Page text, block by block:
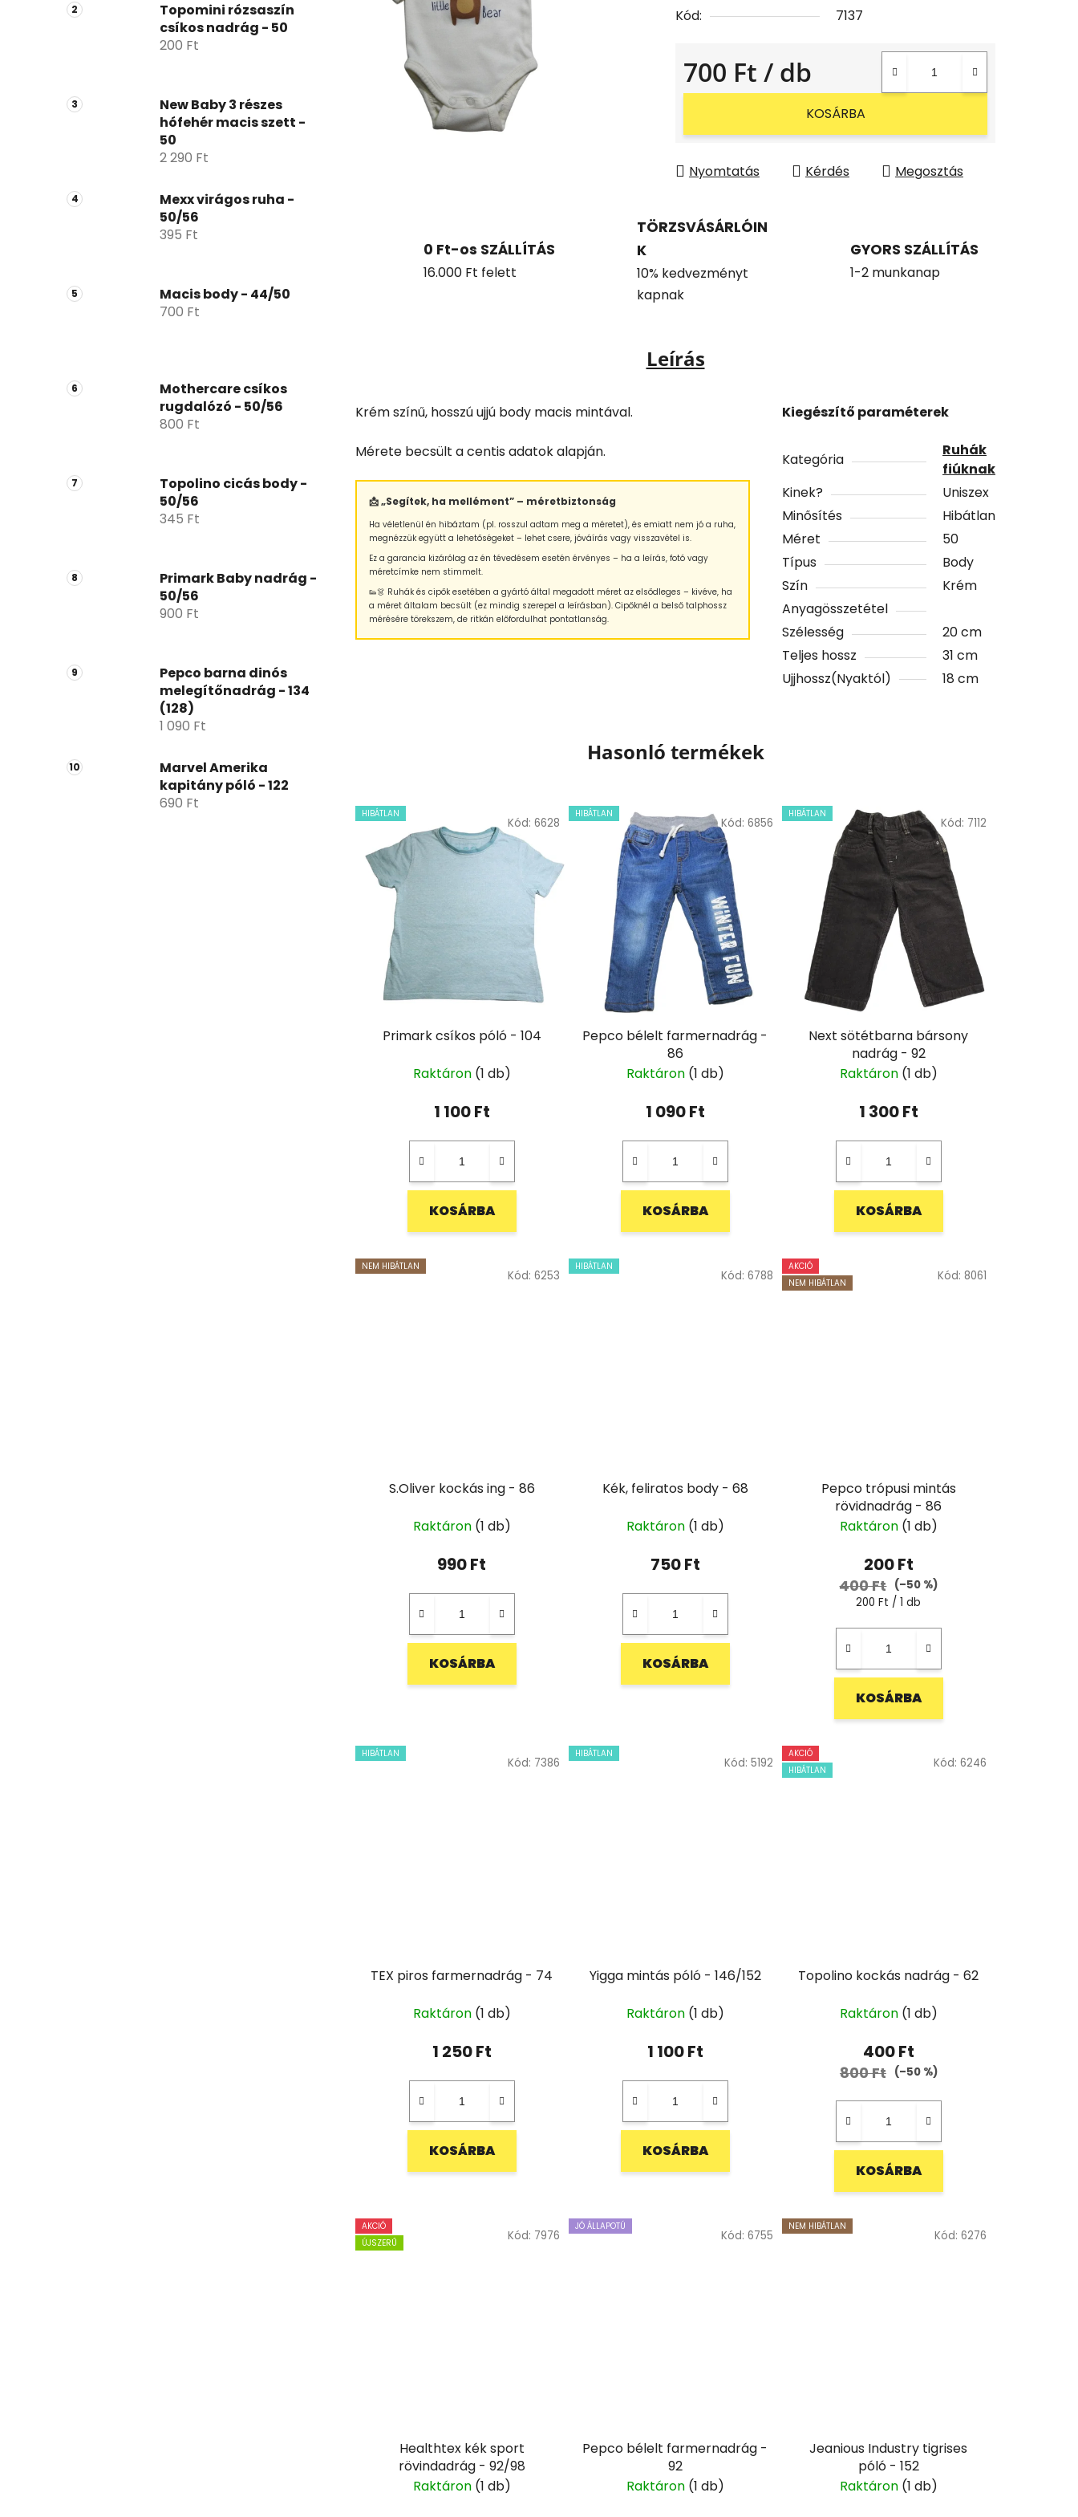
p
l
Topomini rózsaszín
csíkos nadrág - 50
200 Ft
New Baby 3 részes
hófehér macis szett -
50
2 290 Ft
Mexx virágos ruha -
50/56
395 Ft
Macis body - 44/50
700 Ft
Mothercare csíkos
rugdalózó - 50/56
800 Ft
Topolino cicás body -
50/56
345 Ft
Primark Baby nadrág -
50/56
900 Ft
Pepco barna dinós
melegítőnadrág - 134
(128)
1 090 Ft
Marvel Amerika
kapitány póló - 122
690 Ft
Kód:
7137
700 Ft / db
Egységár:
KOSÁRBA
Nyomtatás Kérdés Megosztás
0 Ft-os SZÁLLÍTÁS
16.000 Ft felett
TÖRZSVÁSÁRLÓIN
K
10% kedvezményt
kapnak
GYORS SZÁLLÍTÁS
1-2 munkanap
Leírás
Krém színű, hosszú ujjú body macis mintával.
Mérete becsült a centis adatok alapján.
📩 „Segítek, ha mellément” – méretbiztonság
Ha véletlenül én hibáztam (pl. rosszul adtam meg a méretet), és emiatt nem jó a ruha,
megnézzük együtt a lehetőségeket – lehet csere, jóváírás vagy visszavétel is.
Ez a garancia kizárólag az én tévedésem esetén érvényes – ha a leírás, fotó vagy
méretcímke nem stimmelt.
👟👗 Ruhák és cipők esetében a gyártó által megadott méret az elsődleges – kivéve, ha
a méret általam becsült (ez mindig szerepel a leírásban). Cipőknél a belső talphossz
mérésére törekszem, de ritkán előfordulhat pontatlanság.
Kiegészítő paraméterek
Kategória
Ruhák
fiúknak
Kinek?
Uniszex
Minősítés
Hibátlan
Méret
50
Típus
Body
Szín
Krém
Anyagösszetétel
Szélesség
20 cm
Teljes hossz
31 cm
Ujjhossz(Nyaktól)
18 cm
Hasonló termékek
HIBÁTLAN
Primark csíkos póló - 104
Raktáron (1 db)
1 100 Ft
KOSÁRBA
Kód: 6628
HIBÁTLAN
Pepco bélelt farmernadrág -
86
Raktáron (1 db)
1 090 Ft
KOSÁRBA
Kód: 6856
HIBÁTLAN
Next sötétbarna bársony
nadrág - 92
Raktáron (1 db)
1 300 Ft
KOSÁRBA
Kód: 7112
NEM HIBÁTLAN
S.Oliver kockás ing - 86
Raktáron (1 db)
990 Ft
KOSÁRBA
Kód: 6253
HIBÁTLAN
Kék, feliratos body - 68
Raktáron (1 db)
750 Ft
KOSÁRBA
Kód: 6788
AKCIÓ
NEM HIBÁTLAN
Pepco trópusi mintás
rövidnadrág - 86
Raktáron (1 db)
200 Ft
400 Ft (–50 %)
Egységár:
200 Ft / 1 db
KOSÁRBA
Kód: 8061
HIBÁTLAN
TEX piros farmernadrág - 74
Raktáron (1 db)
1 250 Ft
KOSÁRBA
Kód: 7386
HIBÁTLAN
Yigga mintás póló - 146/152
Raktáron (1 db)
1 100 Ft
KOSÁRBA
Kód: 5192
AKCIÓ
HIBÁTLAN
Topolino kockás nadrág - 62
Raktáron (1 db)
400 Ft
800 Ft (–50 %)
KOSÁRBA
Kód: 6246
AKCIÓ
ÚJSZERŰ
Healthtex kék sport
rövindadrág - 92/98
Raktáron (1 db)
Kód: 7976
JÓ ÁLLAPOTÚ
Pepco bélelt farmernadrág -
92
Raktáron (1 db)
Kód: 6755
NEM HIBÁTLAN
Jeanious Industry tigrises
póló - 152
Raktáron (1 db)
Kód: 6276